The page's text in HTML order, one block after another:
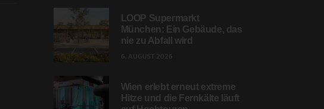
LOOP Supermarkt
München: Ein Gebäude, das
nie zu Abfall wird
Wien erlebt erneut extreme
Hitze und die Fernkälte läuft